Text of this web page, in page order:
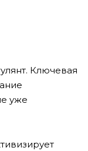
Ключевая
уже